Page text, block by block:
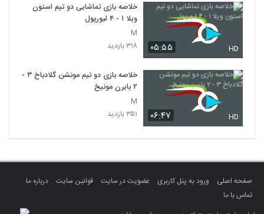
۰۵:۵۵ HD
خلاصه بازی تماشایی دو تیم استون
ویلا ۱ - ۴ لیورپول
M
۳۱۸ بازدید
۰۶:۴۷ HD
خلاصه بازی دو تیم مونشن گلادباخ ۳ -
۲ بایرن مونیخ
M
۳۵۱ بازدید
صفحه اصلی ورود به پنل کاربری عضویت در سایت قوانین سایت
درباره ما
تماس با ما